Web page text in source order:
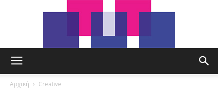
Αρχική Creative